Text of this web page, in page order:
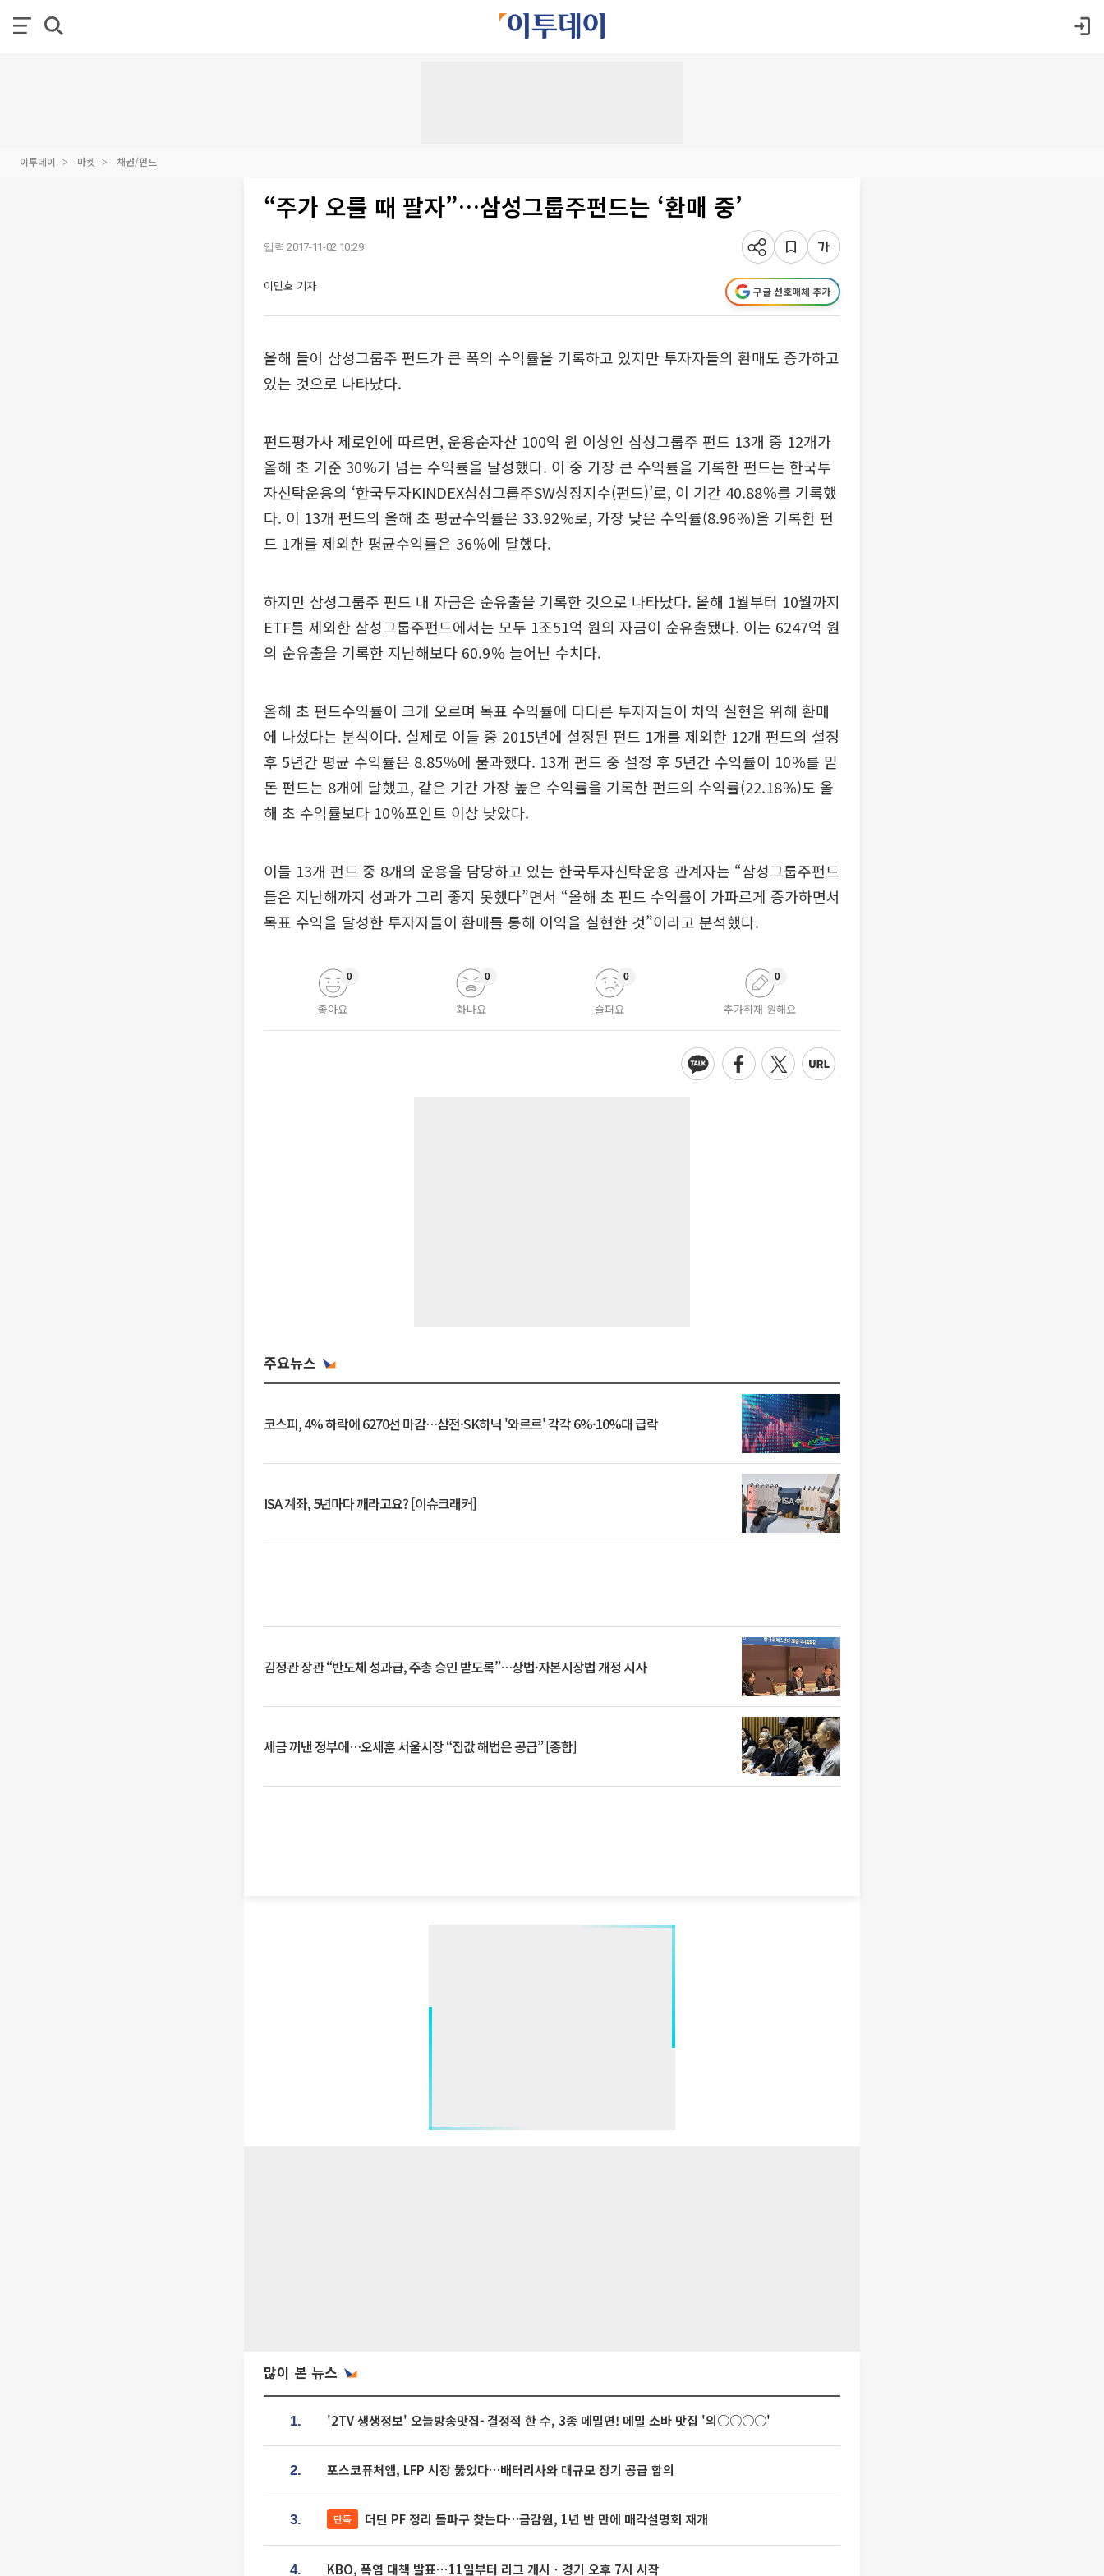
이투데이 마켓 채권/펀드
“주가 오를 때 팔자”…삼성그룹주펀드는 ‘환매 중’
입력 2017-11-02 10:29
이민호 기자 구글 선호매체 추가
올해 들어 삼성그룹주 펀드가 큰 폭의 수익률을 기록하고 있지만 투자자들의 환매도 증가하고
있는 것으로 나타났다.
펀드평가사 제로인에 따르면, 운용순자산 100억 원 이상인 삼성그룹주 펀드 13개 중 12개가
올해 초 기준 30％가 넘는 수익률을 달성했다. 이 중 가장 큰 수익률을 기록한 펀드는 한국투
자신탁운용의 ‘한국투자KINDEX삼성그룹주SW상장지수(펀드)’로, 이 기간 40.88％를 기록했
다. 이 13개 펀드의 올해 초 평균수익률은 33.92％로, 가장 낮은 수익률(8.96％)을 기록한 펀
드 1개를 제외한 평균수익률은 36％에 달했다.
하지만 삼성그룹주 펀드 내 자금은 순유출을 기록한 것으로 나타났다. 올해 1월부터 10월까지
ETF를 제외한 삼성그룹주펀드에서는 모두 1조51억 원의 자금이 순유출됐다. 이는 6247억 원
의 순유출을 기록한 지난해보다 60.9％ 늘어난 수치다.
올해 초 펀드수익률이 크게 오르며 목표 수익률에 다다른 투자자들이 차익 실현을 위해 환매
에 나섰다는 분석이다. 실제로 이들 중 2015년에 설정된 펀드 1개를 제외한 12개 펀드의 설정
후 5년간 평균 수익률은 8.85％에 불과했다. 13개 펀드 중 설정 후 5년간 수익률이 10％를 밑
돈 펀드는 8개에 달했고, 같은 기간 가장 높은 수익률을 기록한 펀드의 수익률(22.18％)도 올
해 초 수익률보다 10％포인트 이상 낮았다.
이들 13개 펀드 중 8개의 운용을 담당하고 있는 한국투자신탁운용 관계자는 “삼성그룹주펀드
들은 지난해까지 성과가 그리 좋지 못했다”면서 “올해 초 펀드 수익률이 가파르게 증가하면서
목표 수익을 달성한 투자자들이 환매를 통해 이익을 실현한 것”이라고 분석했다.
좋아요
0
화나요
0
슬퍼요
0
추가취재 원해요
0
주요뉴스
코스피, 4% 하락에 6270선 마감…삼전·SK하닉 '와르르' 각각 6%·10%대 급락
ISA 계좌, 5년마다 깨라고요? [이슈크래커]
김정관 장관 “반도체 성과급, 주총 승인 받도록”…상법·자본시장법 개정 시사
세금 꺼낸 정부에…오세훈 서울시장 “집값 해법은 공급” [종합]
많이 본 뉴스
1. '2TV 생생정보' 오늘방송맛집- 결정적 한 수, 3종 메밀면! 메밀 소바 맛집 '의○○○○'
2. 포스코퓨처엠, LFP 시장 뚫었다…배터리사와 대규모 장기 공급 합의
3. 단독 더딘 PF 정리 돌파구 찾는다…금감원, 1년 반 만에 매각설명회 재개
4. KBO, 폭염 대책 발표⋯11일부터 리그 개시ㆍ경기 오후 7시 시작